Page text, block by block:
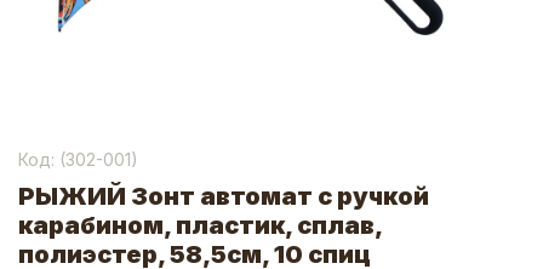
Код: (302-001)
РЫЖИЙ Зонт автомат с ручкой
карабином, пластик, сплав,
полиэстер, 58,5см, 10 спиц